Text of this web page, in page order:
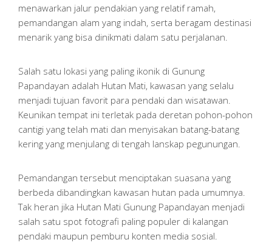
menawarkan jalur pendakian yang relatif ramah,
pemandangan alam yang indah, serta beragam destinasi
menarik yang bisa dinikmati dalam satu perjalanan.
Salah satu lokasi yang paling ikonik di Gunung
Papandayan adalah Hutan Mati, kawasan yang selalu
menjadi tujuan favorit para pendaki dan wisatawan.
Keunikan tempat ini terletak pada deretan pohon-pohon
cantigi yang telah mati dan menyisakan batang-batang
kering yang menjulang di tengah lanskap pegunungan.
Pemandangan tersebut menciptakan suasana yang
berbeda dibandingkan kawasan hutan pada umumnya.
Tak heran jika Hutan Mati Gunung Papandayan menjadi
salah satu spot fotografi paling populer di kalangan
pendaki maupun pemburu konten media sosial.